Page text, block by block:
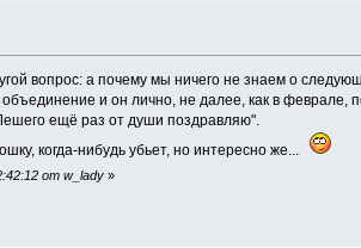
вопрос: а почему мы ничего не знаем о
и он лично, не далее, как в
ещё раз от души поздравляю".
когда-нибудь убьет, но интересно же...
от w_lady»